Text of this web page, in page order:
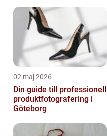
02 maj 2026
Din guide till professionell
produktfotografering i
Göteborg